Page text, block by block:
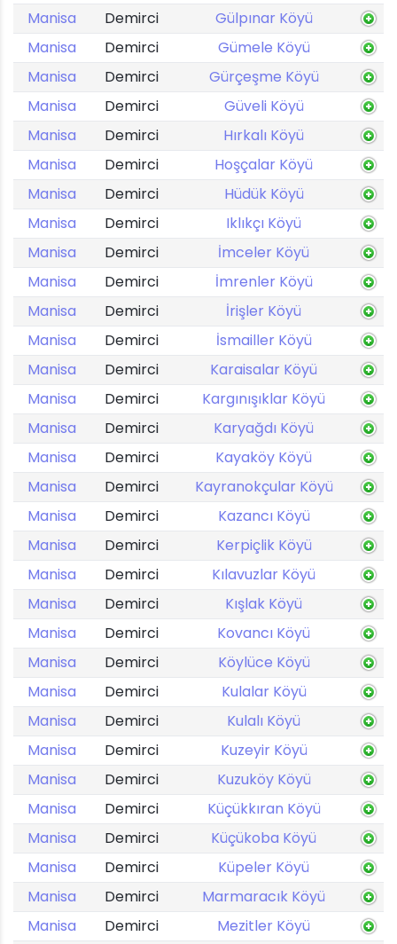
Manisa
Demirci
Gülpınar Köyü
Manisa
Demirci
Gümele Köyü
Manisa
Demirci
Gürçeşme Köyü
Manisa
Demirci
Güveli Köyü
Manisa
Demirci
Hırkalı Köyü
Manisa
Demirci
Hoşçalar Köyü
Manisa
Demirci
Hüdük Köyü
Manisa
Demirci
Iklıkçı Köyü
Manisa
Demirci
İmceler Köyü
Manisa
Demirci
İmrenler Köyü
Manisa
Demirci
İrişler Köyü
Manisa
Demirci
İsmailler Köyü
Manisa
Demirci
Karaisalar Köyü
Manisa
Demirci
Kargınışıklar Köyü
Manisa
Demirci
Karyağdı Köyü
Manisa
Demirci
Kayaköy Köyü
Manisa
Demirci
Kayranokçular Köyü
Manisa
Demirci
Kazancı Köyü
Manisa
Demirci
Kerpiçlik Köyü
Manisa
Demirci
Kılavuzlar Köyü
Manisa
Demirci
Kışlak Köyü
Manisa
Demirci
Kovancı Köyü
Manisa
Demirci
Köylüce Köyü
Manisa
Demirci
Kulalar Köyü
Manisa
Demirci
Kulalı Köyü
Manisa
Demirci
Kuzeyir Köyü
Manisa
Demirci
Kuzuköy Köyü
Manisa
Demirci
Küçükkıran Köyü
Manisa
Demirci
Küçükoba Köyü
Manisa
Demirci
Küpeler Köyü
Manisa
Demirci
Marmaracık Köyü
Manisa
Demirci
Mezitler Köyü